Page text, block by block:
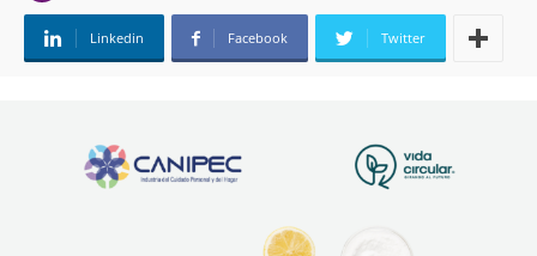
Linkedin Facebook Twitter